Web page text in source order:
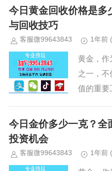
能显得尤
今日黄金回收价格是多
与回收技巧
客服微99643843 1年前
黄金，作
之一，不
值的重要
的角色。
今日金价多少一克？全
投资机会
客服微99643843 1年前